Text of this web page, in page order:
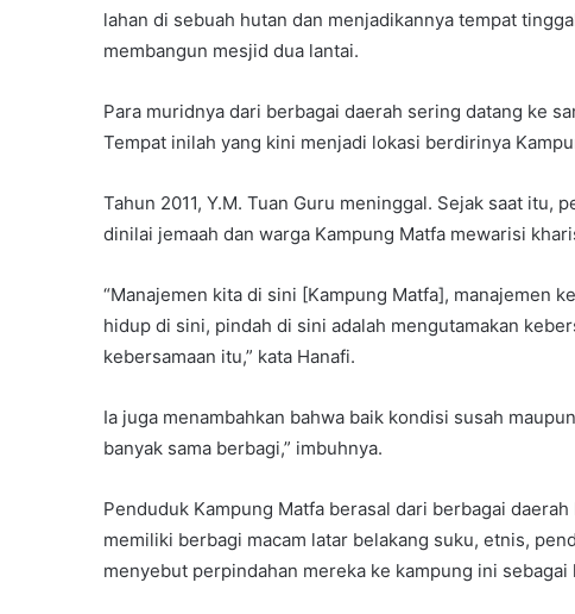
lahan di sebuah hutan dan menjadikannya tempat
membangun mesjid dua lantai.
Para muridnya dari berbagai daerah sering datang ke
Tempat inilah yang kini menjadi lokasi berdirinya
Tahun 2011, Y.M. Tuan Guru meninggal. Sejak saat itu,
dinilai jemaah dan warga Kampung Matfa mewarisi
“Manajemen kita di sini [Kampung Matfa], manajemen
hidup di sini, pindah di sini adalah mengutamakan
kebersamaan itu,” kata Hanafi.
Ia juga menambahkan bahwa baik kondisi susah
banyak sama berbagi,” imbuhnya.
Penduduk Kampung Matfa berasal dari berbagai
memiliki berbagi macam latar belakang suku, etnis,
menyebut perpindahan mereka ke kampung ini